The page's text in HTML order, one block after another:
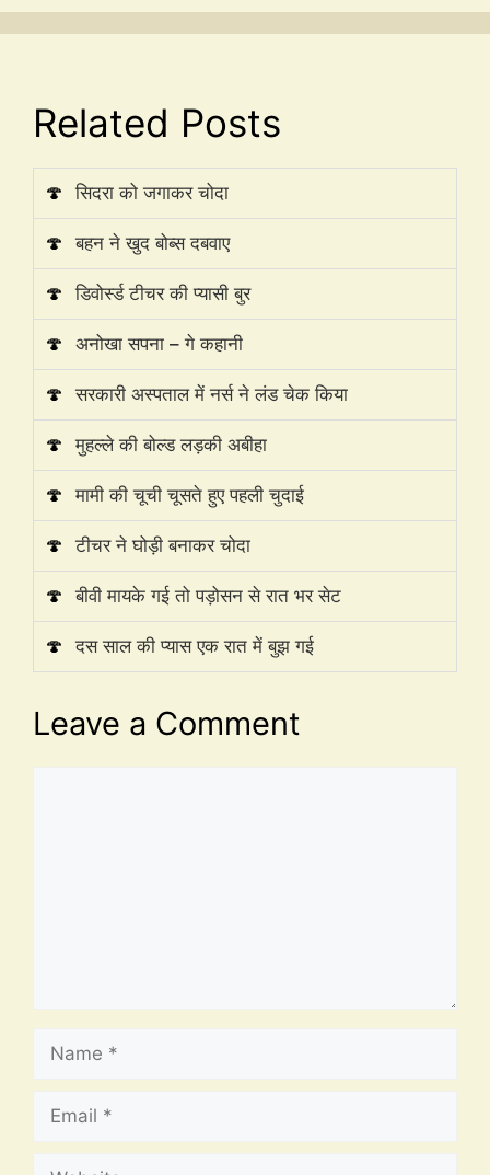
Related Posts
🍄 सिदरा को जगाकर चोदा
🍄 बहन ने खुद बोब्स दबवाए
🍄 डिवोर्स्ड टीचर की प्यासी बुर
🍄 अनोखा सपना – गे कहानी
🍄 सरकारी अस्पताल में नर्स ने लंड चेक किया
🍄 मुहल्ले की बोल्ड लड़की अबीहा
🍄 मामी की चूची चूसते हुए पहली चुदाई
🍄 टीचर ने घोड़ी बनाकर चोदा
🍄 बीवी मायके गई तो पड़ोसन से रात भर सेट
🍄 दस साल की प्यास एक रात में बुझ गई
Leave a Comment